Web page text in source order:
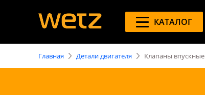
КАТАЛОГ
Главная Детали двигателя Клапаны впускные